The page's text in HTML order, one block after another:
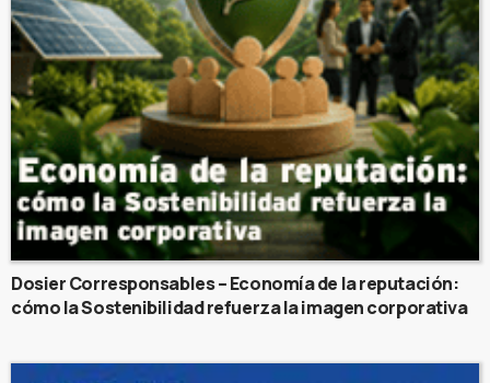
Dosier Corresponsables – Economía de la reputación:
cómo la Sostenibilidad refuerza la imagen corporativa